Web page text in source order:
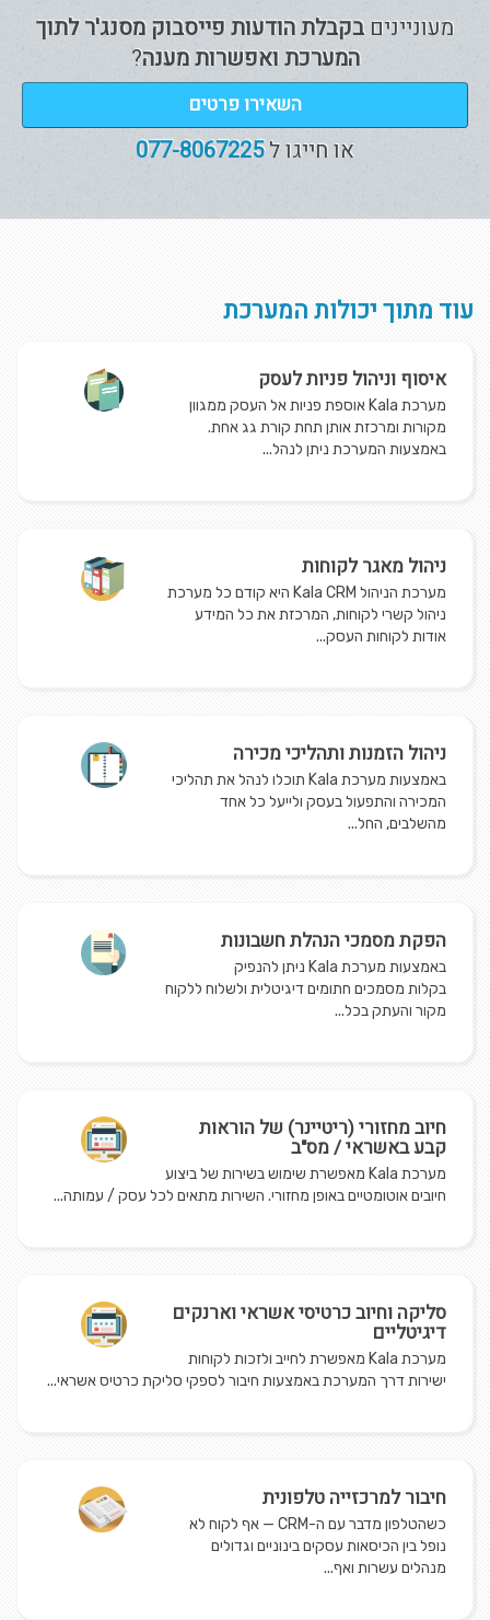
מעונייניםבקבלת הודעות פייסבוק מסנג'ר לתוך
המערכת ואפשרות מענה?
השאירו פרטים
או חייגו ל077-8067225
עוד מתוך יכולות המערכת
איסוף וניהול פניות לעסק
מערכת Kala אוספת פניות אל העסק ממגוון
מקורות ומרכזת אותן תחת קורת גג אחת.
באמצעות המערכת ניתן לנהל...
ניהול מאגר לקוחות
מערכת הניהול Kala CRM היא קודם כל מערכת
ניהול קשרי לקוחות, המרכזת את כל המידע
אודות לקוחות העסק...
ניהול הזמנות ותהליכי מכירה
באמצעות מערכת Kala תוכלו לנהל את תהליכי
המכירה והתפעול בעסק ולייעל כל אחד
מהשלבים, החל...
הפקת מסמכי הנהלת חשבונות
באמצעות מערכת Kala ניתן להנפיק
בקלות מסמכים חתומים דיגיטלית ולשלוח ללקוח
מקור והעתק בכל...
חיוב מחזורי (ריטיינר) של הוראות
קבע באשראי / מס"ב
מערכת Kala מאפשרת שימוש בשירות של ביצוע
חיובים אוטומטיים באופן מחזורי. השירות מתאים לכל עסק / עמותה...
סליקה וחיוב כרטיסי אשראי וארנקים
דיגיטליים
מערכת Kala מאפשרת לחייב ולזכות לקוחות
ישירות דרך המערכת באמצעות חיבור לספקי סליקת כרטיס אשראי...
חיבור למרכזייה טלפונית
כשהטלפון מדבר עם ה-CRM — אף לקוח לא
נופל בין הכיסאות עסקים בינוניים וגדולים
מנהלים עשרות ואף...